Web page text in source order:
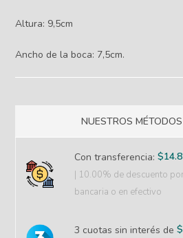
Altura: 9,5cm
Ancho de la boca: 7,5cm.
NUESTROS
Con transferencia:$
| 10.00% de descuento
bancaria o en efectivo
3 cuotas sin interés de$